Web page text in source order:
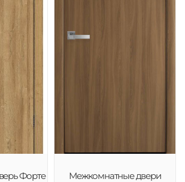
Форте
Межкомнатные двери